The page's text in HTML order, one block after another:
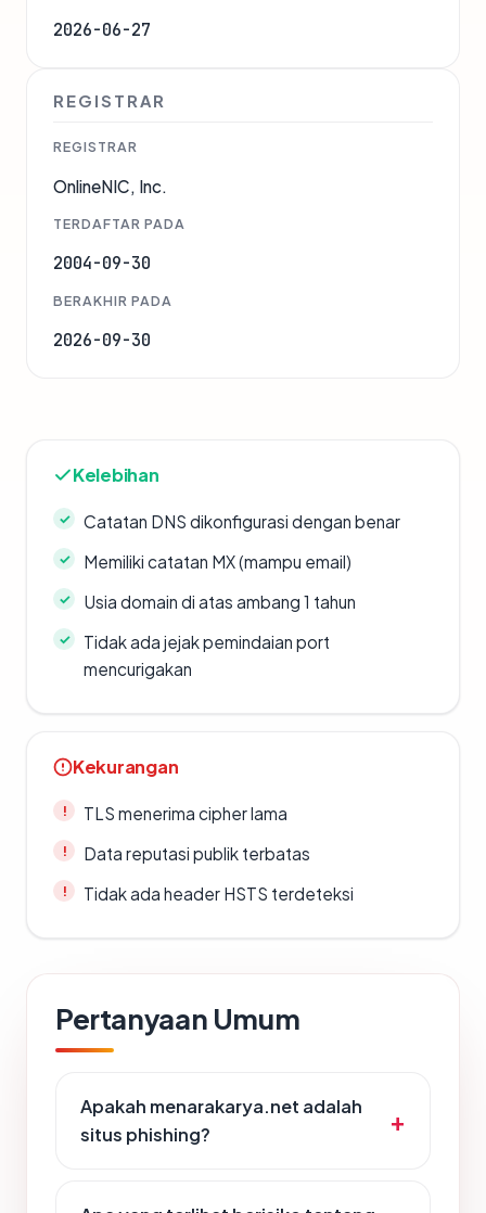
2026-06-27
REGISTRAR
REGISTRAR
OnlineNIC, Inc.
TERDAFTAR PADA
2004-09-30
BERAKHIR PADA
2026-09-30
Kelebihan
Catatan DNS dikonfigurasi dengan benar
Memiliki catatan MX (mampu email)
Usia domain di atas ambang 1 tahun
Tidak ada jejak pemindaian port
mencurigakan
Kekurangan
TLS menerima cipher lama
Data reputasi publik terbatas
Tidak ada header HSTS terdeteksi
Pertanyaan Umum
Apakah menarakarya.net adalah
situs phishing?